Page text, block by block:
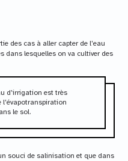
des cas à aller capter de l’eau
dans lesquelles on va cultiver des
d’irrigation est très
l’évapotranspiration
le sol.
souci de salinisation et que dans